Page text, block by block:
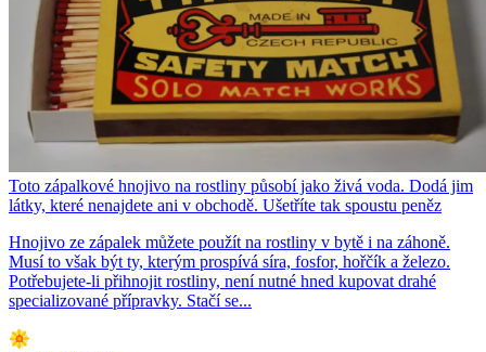
Toto zápalkové hnojivo na rostliny působí jako živá voda. Dodá jim
látky, které nenajdete ani v obchodě. Ušetříte tak spoustu peněz
Hnojivo ze zápalek můžete použít na rostliny v bytě i na záhoně.
Musí to však být ty, kterým prospívá síra, fosfor, hořčík a železo.
Potřebujete-li přihnojit rostliny, není nutné hned kupovat drahé
specializované přípravky. Stačí se...